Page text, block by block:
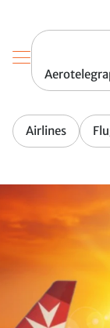
Airlines